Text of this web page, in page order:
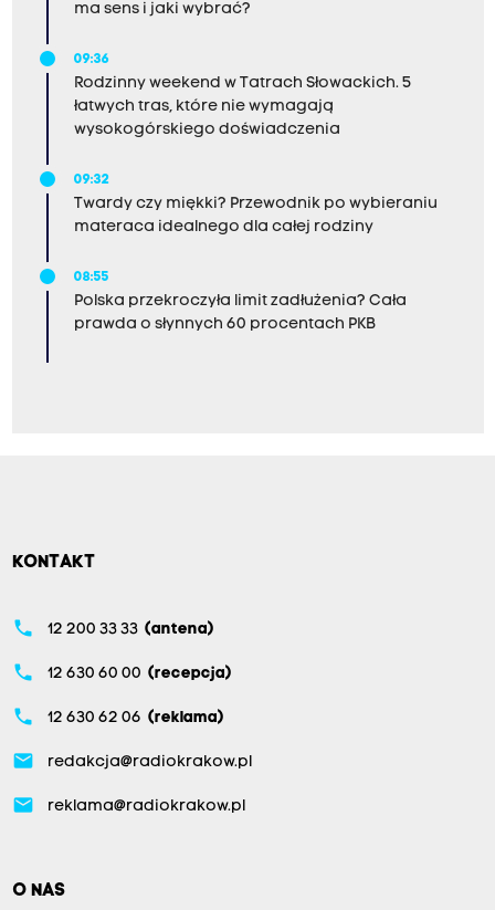
ma sens i jaki wybrać?
09:36
Rodzinny weekend w Tatrach Słowackich. 5
łatwych tras, które nie wymagają
wysokogórskiego doświadczenia
09:32
Twardy czy miękki? Przewodnik po wybieraniu
materaca idealnego dla całej rodziny
08:55
Polska przekroczyła limit zadłużenia? Cała
prawda o słynnych 60 procentach PKB
KONTAKT
phone 12 200 33 33 (antena)
phone 12 630 60 00 (recepcja)
phone 12 630 62 06 (reklama)
email redakcja@radiokrakow.pl
email reklama@radiokrakow.pl
O NAS